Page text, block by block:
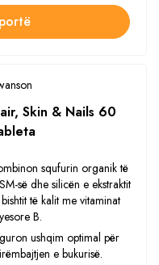
Skin & Nails 60
squfurin organik të
së dhe silicën e ekstraktit
të kalit me vitaminat
B.
ushqim optimal për
e bukurisë.